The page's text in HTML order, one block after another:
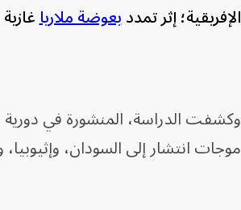
الإفريقية؛ إثر تمددبعوضة ملاريا
موجات انتشار إلى السودان، وإثيوبيا،